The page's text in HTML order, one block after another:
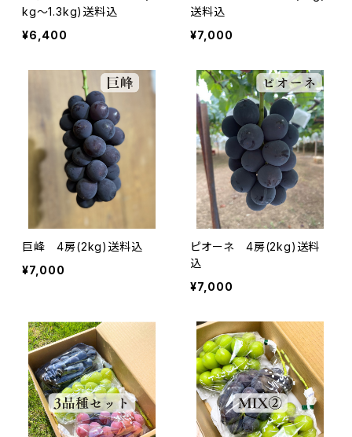
kg～1.3kg)送料込
¥6,400
送料込
¥7,000
巨峰 4房(2kg)送料込
¥7,000
ピオーネ 4房(2kg)送料
込
¥7,000